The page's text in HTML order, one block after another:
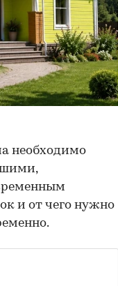
необходимо
и от чего нужно